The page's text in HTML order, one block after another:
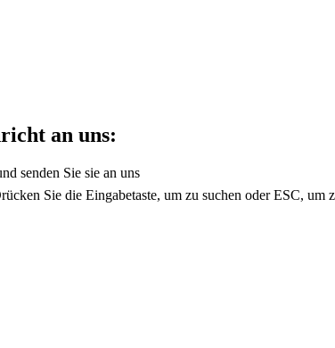
an uns:
senden Sie sie an uns
Sie die Eingabetaste, um zu suchen oder ESC, um